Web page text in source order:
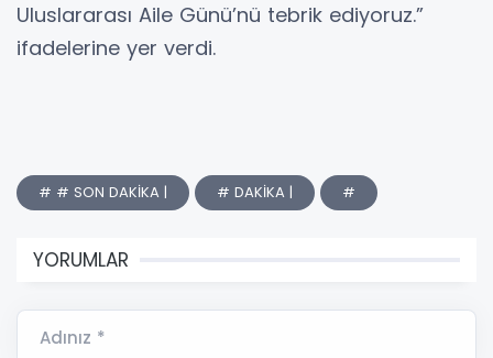
Uluslararası Aile Günü’nü tebrik ediyoruz.”
ifadelerine yer verdi.
# # SON DAKİKA | # DAKİKA | #
YORUMLAR
Adınız *